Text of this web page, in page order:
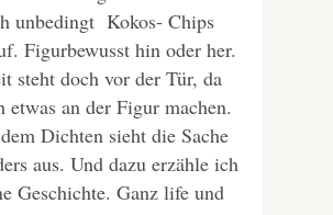
unbedingt Kokos- Chips
Figurbewusst hin oder her.
steht doch vor der Tür, da
etwas an der Figur machen.
Dichten sieht die Sache
aus. Und dazu erzähle ich
Geschichte. Ganz life und